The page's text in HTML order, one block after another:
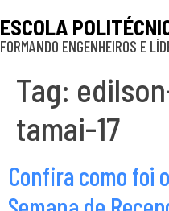
ESCOLA
FORMANDO ENGENHEIROS E
Tag:
tamai-17
Confira como foi